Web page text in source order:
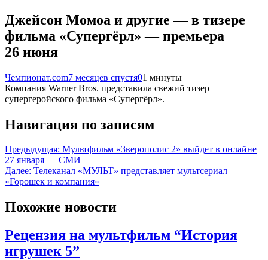
Джейсон Момоа и другие — в тизере
фильма «Супергёрл» — премьера
26 июня
Чемпионат.com7 месяцев спустя01 минуты
Компания Warner Bros. представила свежий тизер
супергеройского фильма «Супергёрл».
Навигация по записям
Предыдущая: Мультфильм «Зверополис 2» выйдет в онлайне
27 января — СМИ
Далее: Телеканал «МУЛЬТ» представляет мультсериал
«Горошек и компания»
Похожие новости
Рецензия на мультфильм “История
игрушек 5”